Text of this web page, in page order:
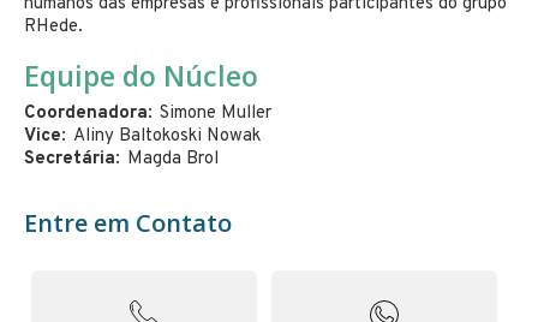
RHede.
Equipe do Núcleo
Coordenadora Simone Muller
Vice
Aliny Baltokoski Nowak
Secretária
Magda Brol
Entre em Contato